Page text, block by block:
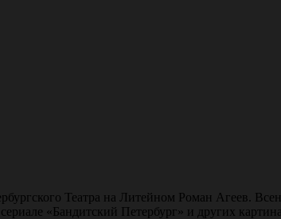
Театра на Литейном Роман Агеев.
«Бандитский Петербург» и других